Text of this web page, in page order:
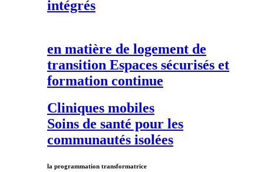
intégrés
en matière de logement de
transition Espaces sécurisés et
formation continue
Cliniques mobiles
Soins de santé pour les
communautés isolées
la programmation transformatrice